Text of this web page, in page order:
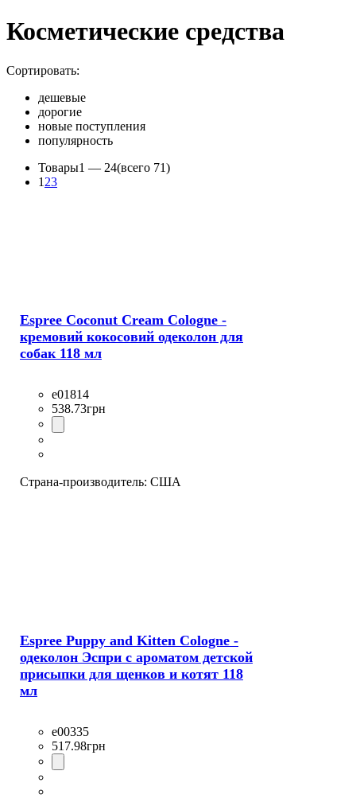
Косметические средства
Сортировать:
дешевые
дорогие
новые поступления
популярность
Товары1 — 24(всего 71)
1 23
Espree Coconut Cream Cologne -
кремовий кокосовий одеколон для
собак 118 мл
e01814
538.73грн
Страна-производитель: США
Espree Puppy and Kitten Cologne -
одеколон Эспри с ароматом детской
присыпки для щенков и котят 118
мл
e00335
517.98грн